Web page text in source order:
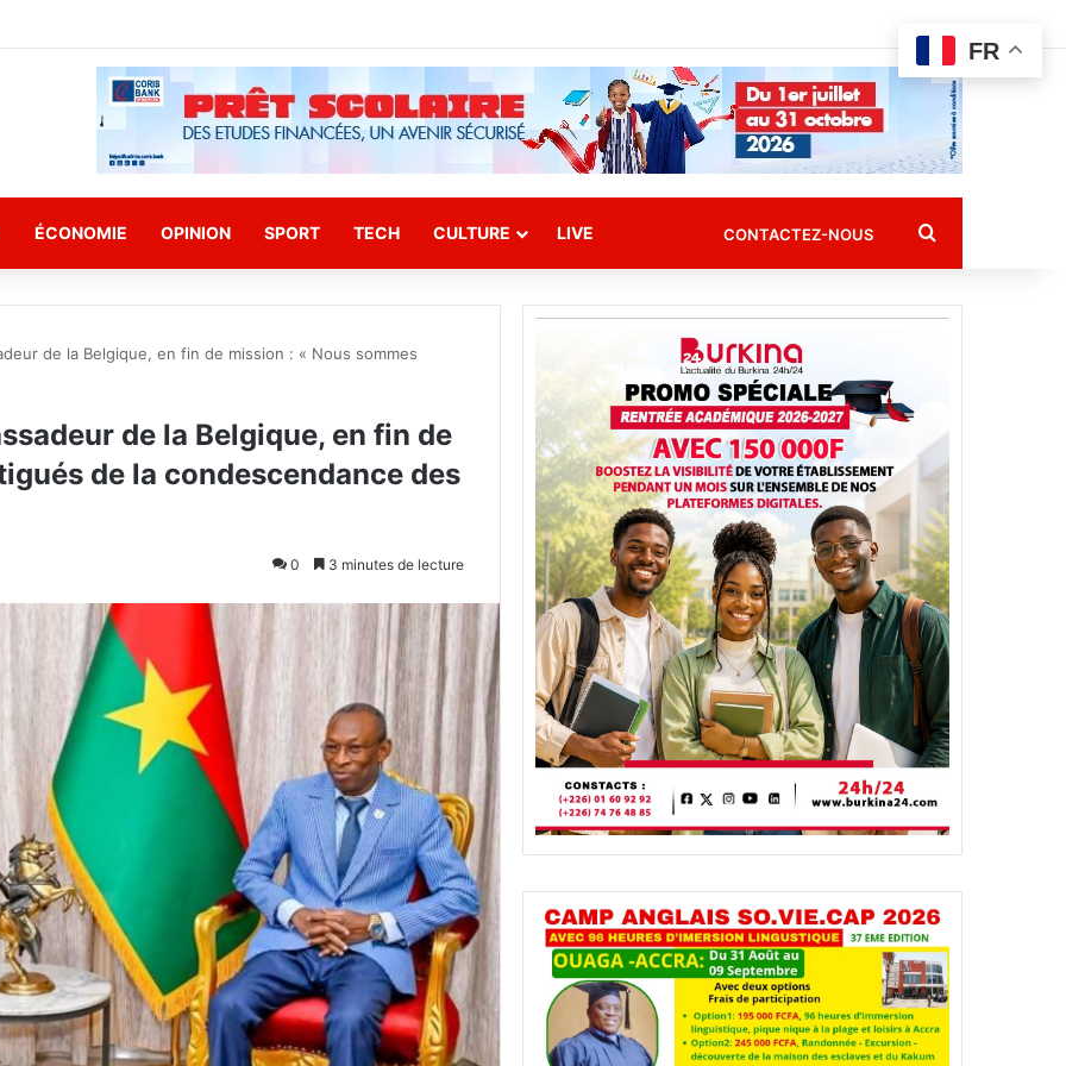
ÉCONOMIE OPINION SPORT TECH CULTURE LIVE CONTACTEZ-NOUS Rechercher
de la Belgique, en fin de mission : « Nous sommes
de la Belgique, en fin de
de la condescendance des
0 3 minutes de lecture
FR